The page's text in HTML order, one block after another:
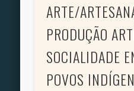
ARTE/
PRODUÇÃO
SOCIALIDADE
POVOS